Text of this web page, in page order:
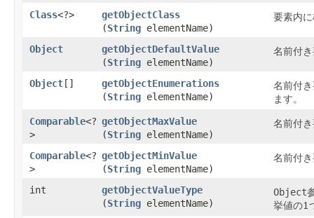
Class<?> getObjectClass
(String elementName)
要素内
Object getObjectDefaultValue
(String elementName)
名前付
Object[] getObjectEnumerations
(String elementName)
名前付
ます。
Comparable<?
>
getObjectMaxValue
(String elementName)
名前付
Comparable<?
>
getObjectMinValue
(String elementName)
名前付
int getObjectValueType
(String elementName)
Object
挙値の1